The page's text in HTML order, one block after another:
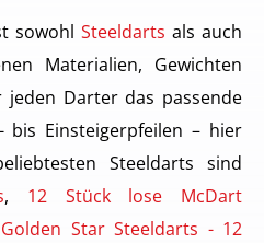
sowohl Steeldarts als auch
Materialien, Gewichten
jeden Darter das passende
bis Einsteigerpfeilen – hier
Steeldarts sind
, 12 Stück lose McDart
Star Steeldarts - 12